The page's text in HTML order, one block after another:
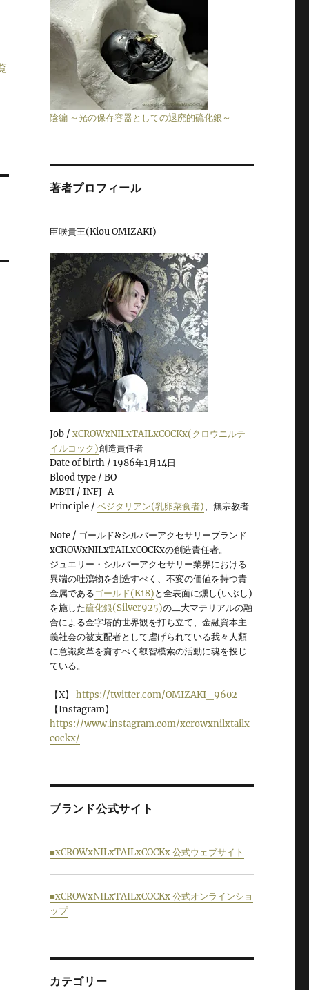
陰編 ～光の保存容器としての退廃的硫化銀～
著者プロフィール
臣咲貴王(Kiou OMIZAKI)
Job / xCROWxNILxTAILxCOCKx(クロウニルテ
イルコック)創造責任者
Date of birth / 1986年1月14日
Blood type / BO
MBTI / INFJ-A
Principle / ベジタリアン(乳卵菜食者)、無宗教者
Note / ゴールド&シルバーアクセサリーブランド
xCROWxNILxTAILxCOCKxの創造責任者。
ジュエリー・シルバーアクセサリー業界における
異端の吐瀉物を創造すべく、不変の価値を持つ貴
金属であるゴールド(K18)と全表面に燻し(いぶし)
を施した硫化銀(Silver925)の二大マテリアルの融
合による金字塔的世界観を打ち立て、金融資本主
義社会の被支配者として虐げられている我々人類
に意識変革を齎すべく叡智模索の活動に魂を投じ
ている。
【X】 https://twitter.com/OMIZAKI_9602
【Instagram】
https://www.instagram.com/xcrowxnilxtailx
cockx/
ブランド公式サイト
■xCROWxNILxTAILxCOCKx 公式ウェブサイト
■xCROWxNILxTAILxCOCKx 公式オンラインショ
ップ
カテゴリー